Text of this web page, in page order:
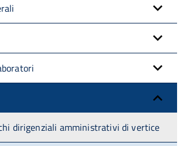
dirigenziali amministrativi di vertice